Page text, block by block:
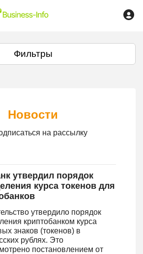
Фильтры
Новости
на рассылку
утвердил порядок
курса токенов для
утвердило порядок
криптобанком курса
знаков (токенов) в
рублях. Это
постановлением от